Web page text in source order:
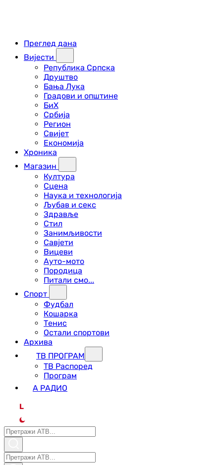
Преглед дана
Вијести
Република Српска
Друштво
Бања Лука
Градови и општине
БиХ
Србија
Регион
Свијет
Економија
Хроника
Магазин
Култура
Сцена
Наука и технологија
Љубав и секс
Здравље
Стил
Занимљивости
Савјети
Вицеви
Ауто-мото
Породица
Питали смо...
Спорт
Фудбал
Кошарка
Тенис
Остали спортови
Архива
ТВ ПРОГРАМ
ТВ Распоред
Програм
А РАДИО
L